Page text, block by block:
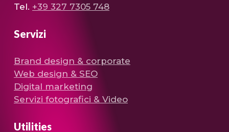
Tel. +39 327 7305 748
Servizi
Brand design & corporate
Web design & SEO
Digital marketing
Servizi fotografici & Video
Utilities